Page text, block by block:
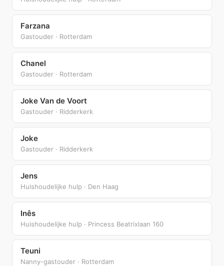
Farzana
Gastouder · Rotterdam
Chanel
Gastouder · Rotterdam
Joke Van de Voort
Gastouder · Ridderkerk
Joke
Gastouder · Ridderkerk
Jens
Huishoudelijke hulp · Den Haag
Inês
Huishoudelijke hulp · Princess Beatrixlaan 160
Teuni
Nanny-gastouder · Rotterdam